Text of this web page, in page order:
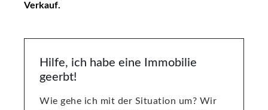
Verkauf.
Hilfe, ich habe eine Immobilie
geerbt!
Wie gehe ich mit der Situation um? Wir